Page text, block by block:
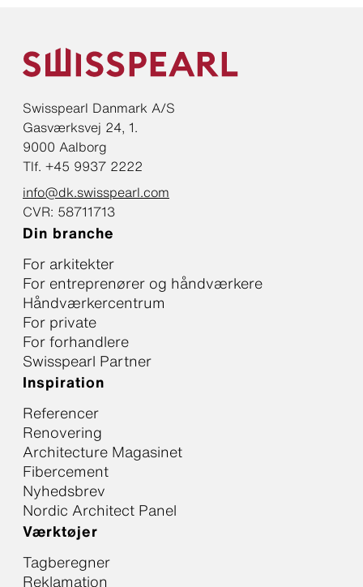
Swisspearl Danmark A/S
Gasværksvej 24, 1.
9000 Aalborg
Tlf. +45 9937 2222
info@dk.swisspearl.com
CVR: 58711713
Din branche
For arkitekter
For entreprenører og håndværkere
Håndværkercentrum
For private
For forhandlere
Swisspearl Partner
Inspiration
Referencer
Renovering
Architecture Magasinet
Fibercement
Nyhedsbrev
Nordic Architect Panel
Værktøjer
Tagberegner
Reklamation